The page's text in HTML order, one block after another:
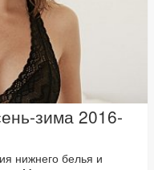
зима 2016-
нижнего белья и